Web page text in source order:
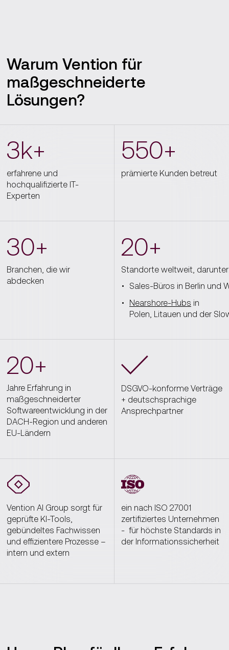
Warum Vention für
maßgeschneiderte
Lösungen?
3k+
erfahrene und
hochqualifizierte IT-
Experten
550+
prämierte Kunden betreut
30+
Branchen, die wir
abdecken
20+
Standorte weltweit,
Sales-Büros in Berlin und
Nearshore-Hubs in
Polen Litauen und der
20+
Jahre Erfahrung in
maßgeschneiderter
Softwareentwicklung in der
DACH-Region und anderen
EU-Ländern
DSGVO-konforme Verträge
+ deutschsprachige
Ansprechpartner
Vention AI Group sorgt für
geprüfte KI-Tools,
gebündeltes Fachwissen
und effizientere Prozesse –
intern und extern
ein nach ISO 27001
zertifiziertes Unternehmen
- für höchste Standards in
der Informationssicherheit